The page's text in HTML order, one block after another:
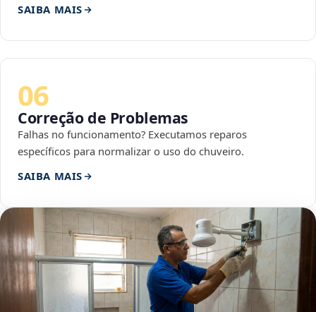
SAIBA MAIS
06
Correção de Problemas
Falhas no funcionamento? Executamos reparos
específicos para normalizar o uso do chuveiro.
SAIBA MAIS